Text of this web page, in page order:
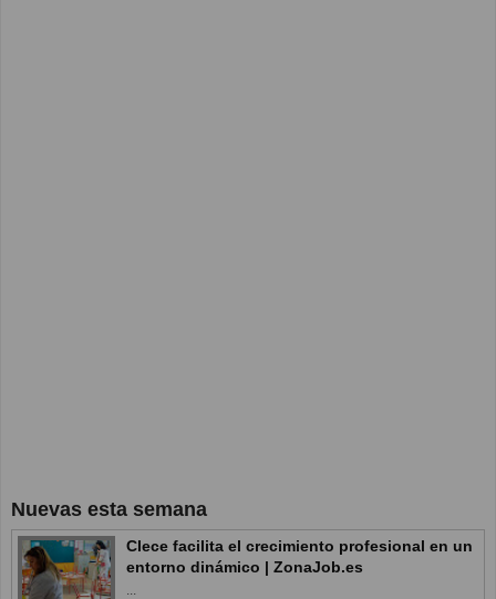
Nuevas esta semana
Clece facilita el crecimiento profesional en un
entorno dinámico | ZonaJob.es